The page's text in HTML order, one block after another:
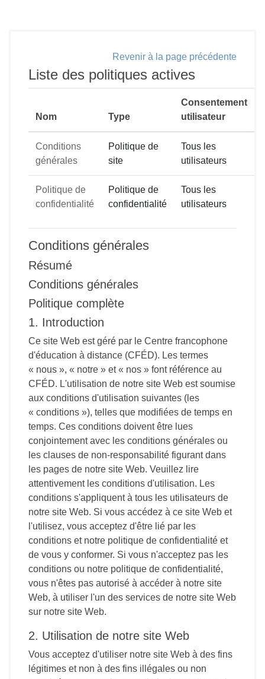
Revenir à la page précédente
Liste des politiques actives
Nom Type
Consentement
utilisateur
Conditions
générales
Politique de
site
Tous les
utilisateurs
Politique de
confidentialité
Politique de
confidentialité
Tous les
utilisateurs
Conditions générales
Résumé
Conditions générales
Politique complète
1. Introduction
Ce site Web est géré par le Centre francophone
d'éducation à distance (CFÉD). Les termes
« nous », « notre » et « nos » font référence au
CFÉD. L'utilisation de notre site Web est soumise
aux conditions d'utilisation suivantes (les
« conditions »), telles que modifiées de temps en
temps. Ces conditions doivent être lues
conjointement avec les conditions générales ou
les clauses de non-responsabilité figurant dans
les pages de notre site Web. Veuillez lire
attentivement les conditions d'utilisation. Les
conditions s'appliquent à tous les utilisateurs de
notre site Web. Si vous accédez à ce site Web et
l'utilisez, vous acceptez d'être lié par les
conditions et notre politique de confidentialité et
de vous y conformer. Si vous n'acceptez pas les
conditions ou notre politique de confidentialité,
vous n'êtes pas autorisé à accéder à notre site
Web, à utiliser l'un des services de notre site Web
sur notre site Web.
2. Utilisation de notre site Web
Vous acceptez d'utiliser notre site Web à des fins
légitimes et non à des fins illégales ou non